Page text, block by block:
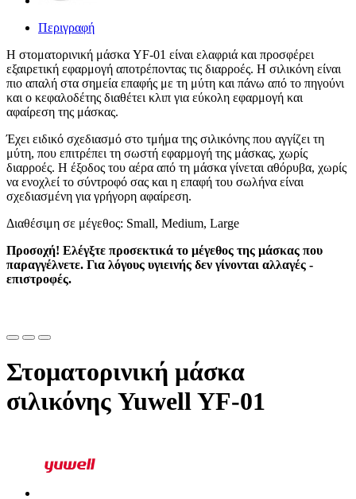
Περιγραφή
Η στοματορινική μάσκα YF-01 είναι ελαφριά και προσφέρει
εξαιρετική εφαρμογή αποτρέποντας τις διαρροές. Η σιλικόνη είναι
πιο απαλή στα σημεία επαφής με τη μύτη και πάνω από το πηγούνι
και ο κεφαλοδέτης διαθέτει κλιπ για εύκολη εφαρμογή και
αφαίρεση της μάσκας.
Έχει ειδικό σχεδιασμό στο τμήμα της σιλικόνης που αγγίζει τη
μύτη, που επιτρέπει τη σωστή εφαρμογή της μάσκας, χωρίς
διαρροές. Η έξοδος του αέρα από τη μάσκα γίνεται αθόρυβα, χωρίς
να ενοχλεί το σύντροφό σας και η επαφή του σωλήνα είναι
σχεδιασμένη για γρήγορη αφαίρεση.
Διαθέσιμη σε μέγεθος: Small, Medium, Large
Προσοχή! Ελέγξτε προσεκτικά το μέγεθος της μάσκας που
παραγγέλνετε. Για λόγους υγιεινής δεν γίνονται αλλαγές -
επιστροφές.
Στοματορινική μάσκα
σιλικόνης Yuwell YF-01